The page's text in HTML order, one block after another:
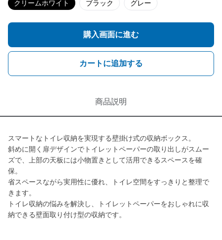
クリームホワイト ブラック グレー
購入画面に進む
カートに追加する
商品説明
スマートなトイレ収納を実現する壁掛け式の収納ボックス。
斜めに開く扉デザインでトイレットペーパーの取り出しがスムー
ズで、上部の天板には小物置きとして活用できるスペースを確
保。
省スペースながら実用性に優れ、トイレ空間をすっきりと整理で
きます。
トイレ収納の悩みを解決し、トイレットペーパーをおしゃれに収
納できる壁面取り付け型の収納です。